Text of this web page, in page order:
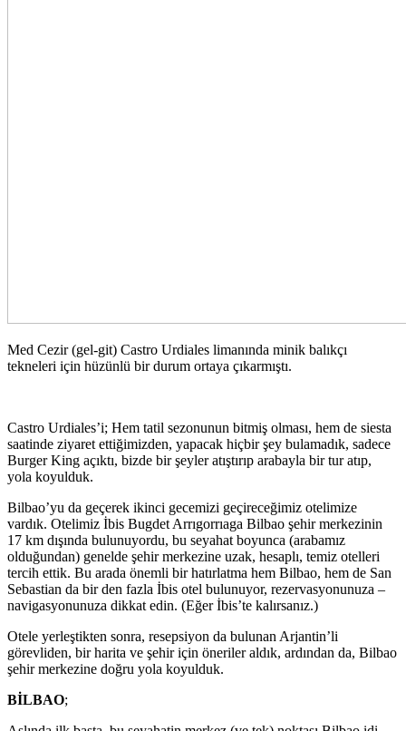
Med Cezir (gel-git) Castro Urdiales limanında minik balıkçı
tekneleri için hüzünlü bir durum ortaya çıkarmıştı.
Castro Urdiales’i; Hem tatil sezonunun bitmiş olması, hem de siesta
saatinde ziyaret ettiğimizden, yapacak hiçbir şey bulamadık, sadece
Burger King açıktı, bizde bir şeyler atıştırıp arabayla bir tur atıp,
yola koyulduk.
Bilbao’yu da geçerek ikinci gecemizi geçireceğimiz otelimize
vardık. Otelimiz İbis Bugdet Arrıgorrıaga Bilbao şehir merkezinin
17 km dışında bulunuyordu, bu seyahat boyunca (arabamız
olduğundan) genelde şehir merkezine uzak, hesaplı, temiz otelleri
tercih ettik. Bu arada önemli bir hatırlatma hem Bilbao, hem de San
Sebastian da bir den fazla İbis otel bulunuyor, rezervasyonunuza –
navigasyonunuza dikkat edin. (Eğer İbis’te kalırsanız.)
Otele yerleştikten sonra, resepsiyon da bulunan Arjantin’li
görevliden, bir harita ve şehir için öneriler aldık, ardından da, Bilbao
şehir merkezine doğru yola koyulduk.
BİLBAO;